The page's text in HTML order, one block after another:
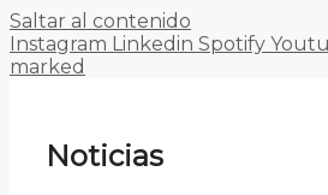
Saltar al contenido
Instagram Linkedin Spotify
marked
Noticias